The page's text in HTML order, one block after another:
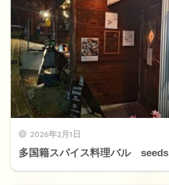
2026年2月1日
多国籍スパイス料理バル seeds